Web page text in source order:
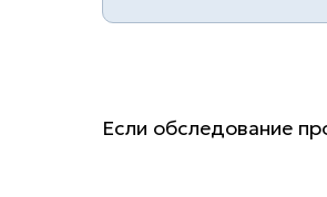
Если обследование